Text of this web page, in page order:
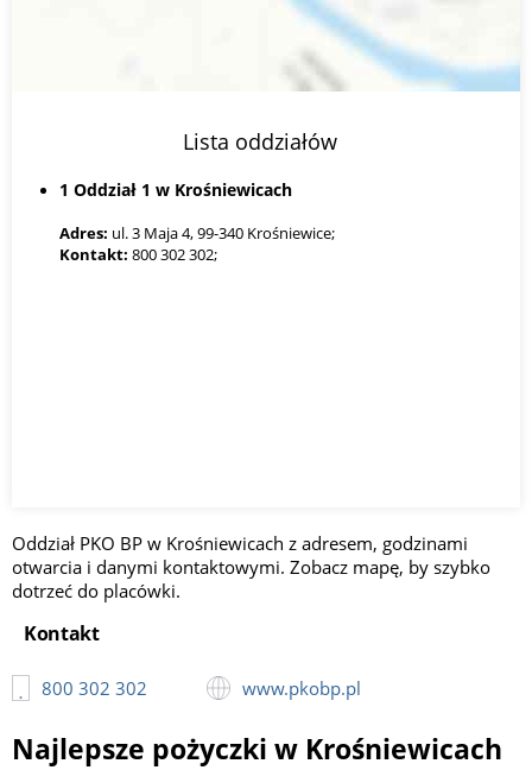
Lista oddziałów
1 Oddział 1 w Krośniewicach
Adres: ul. 3 Maja 4, 99-340 Krośniewice;
Kontakt: 800 302 302;
Oddział PKO BP w Krośniewicach z adresem, godzinami
otwarcia i danymi kontaktowymi. Zobacz mapę, by szybko
dotrzeć do placówki.
Kontakt
800 302 302 www.pkobp.pl
Najlepsze pożyczki w Krośniewicach